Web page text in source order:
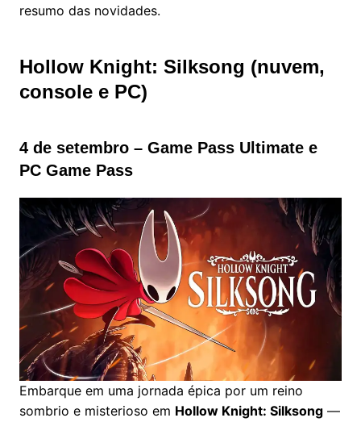
resumo das novidades.
Hollow Knight: Silksong (nuvem,
console e PC)
4 de setembro – Game Pass Ultimate e
PC Game Pass
Embarque em uma jornada épica por um reino
sombrio e misterioso em Hollow Knight: Silksong—